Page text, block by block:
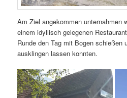
Am Ziel angekommen unternahmen
einem idyllisch gelegenen
Runde den Tag mit Bogen schießen
ausklingen lassen konnten.